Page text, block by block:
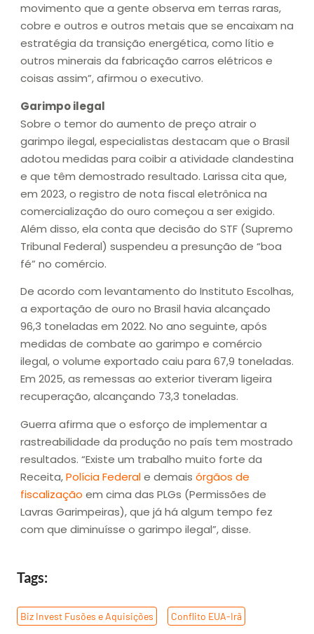
movimento que a gente observa em terras raras,
cobre e outros e outros metais que se encaixam na
estratégia da transição energética, como lítio e
outros minerais da fabricação carros elétricos e
coisas assim”, afirmou o executivo.
Garimpo ilegal
Sobre o temor do aumento de preço atrair o
garimpo ilegal, especialistas destacam que o Brasil
adotou medidas para coibir a atividade clandestina
e que têm demostrado resultado. Larissa cita que,
em 2023, o registro de nota fiscal eletrônica na
comercialização do ouro começou a ser exigido.
Além disso, ela conta que decisão do STF (Supremo
Tribunal Federal) suspendeu a presunção de “boa
fé” no comércio.
De acordo com levantamento do Instituto Escolhas,
a exportação de ouro no Brasil havia alcançado
96,3 toneladas em 2022. No ano seguinte, após
medidas de combate ao garimpo e comércio
ilegal, o volume exportado caiu para 67,9 toneladas.
Em 2025, as remessas ao exterior tiveram ligeira
recuperação, alcançando 73,3 toneladas.
Guerra afirma que o esforço de implementar a
rastreabilidade da produção no país tem mostrado
resultados. “Existe um trabalho muito forte da
Receita,Polícia Federale demais órgãos de
fiscalização em cima das PLGs (Permissões de
Lavras Garimpeiras), que já há algum tempo fez
com que diminuísse o garimpo ilegal”, disse.
Tags:
Biz Invest Fusões e Aquisições Conflito EUA-Irã